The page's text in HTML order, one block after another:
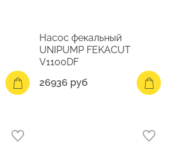
Насос фекальный
UNIPUMP FEKACUT
V1100DF
26936 руб